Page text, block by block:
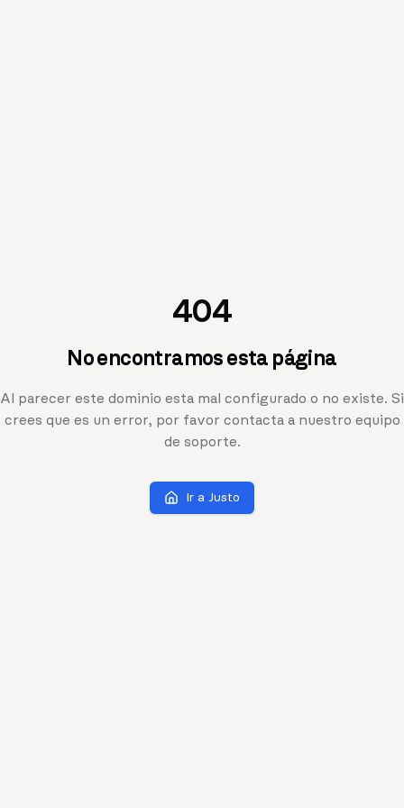
404
No encontramos esta página
Al parecer este dominio esta mal configurado o no existe. Si
crees que es un error, por favor contacta a nuestro equipo
de soporte.
Ir a Justo